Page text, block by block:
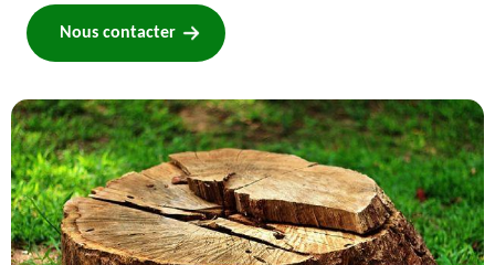
Nous contacter